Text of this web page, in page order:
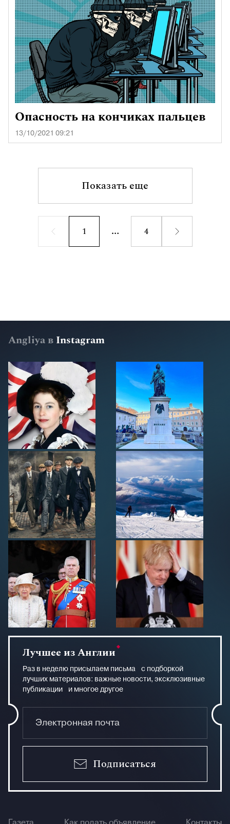
Опасность на кончиках пальцев
13/10/2021 09:21
Показать еще
1 4
Angliya в Instagram
Лучшее из Англии
Раз в неделю присылаем письма с подборкой
лучших материалов: важные новости, эксклюзивные
публикации и многое другое
Подписаться